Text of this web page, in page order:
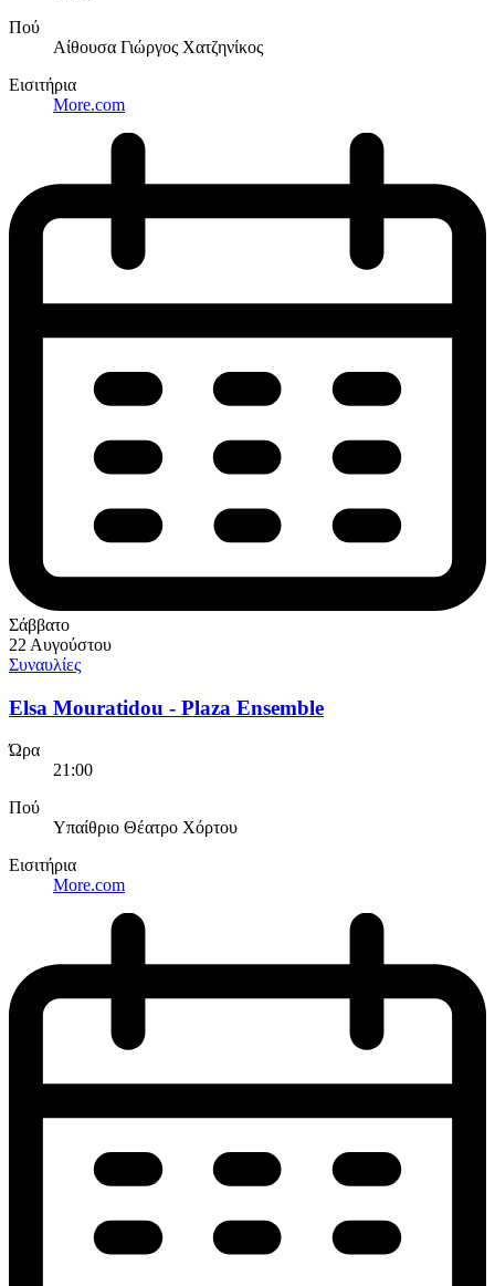
Πού
Αίθουσα Γιώργος Χατζηνίκος
Εισιτήρια
More.com
Σάββατο
22 Αυγούστου
Συναυλίες
Elsa Mouratidou - Plaza Ensemble
Ώρα
21:00
Πού
Υπαίθριο Θέατρο Χόρτου
Εισιτήρια
More.com